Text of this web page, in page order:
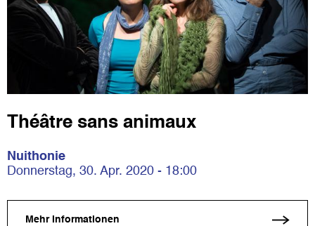
Théâtre sans animaux
Nuithonie
Donnerstag, 30. Apr. 2020 - 18:00
Mehr Informationen